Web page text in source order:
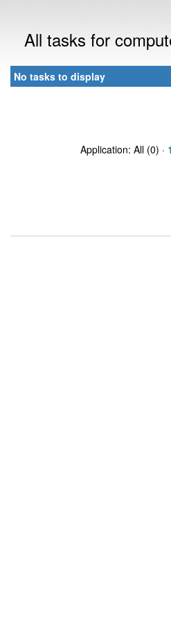
All tasks for
No tasks to display
Application: All (0) ·